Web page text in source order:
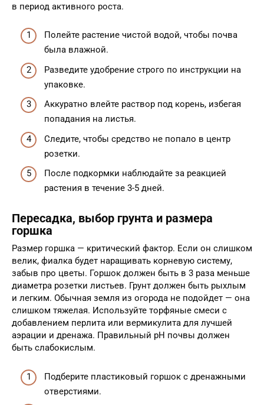
в период активного роста.
Полейте растение чистой водой, чтобы почва
была влажной.
Разведите удобрение строго по инструкции на
упаковке.
Аккуратно влейте раствор под корень, избегая
попадания на листья.
Следите, чтобы средство не попало в центр
розетки.
После подкормки наблюдайте за реакцией
растения в течение 3-5 дней.
Пересадка, выбор грунта и размера
горшка
Размер горшка — критический фактор. Если он слишком
велик, фиалка будет наращивать корневую систему,
забыв про цветы. Горшок должен быть в 3 раза меньше
диаметра розетки листьев. Грунт должен быть рыхлым
и легким. Обычная земля из огорода не подойдет — она
слишком тяжелая. Используйте торфяные смеси с
добавлением перлита или вермикулита для лучшей
аэрации и дренажа. Правильный pH почвы должен
быть слабокислым.
Подберите пластиковый горшок с дренажными
отверстиями.